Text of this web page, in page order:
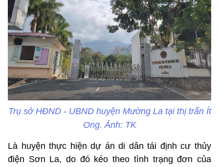
Trụ sở HĐND - UBND huyện Mường La tại thị trấn Ít
Ong. Ảnh: TK
Là huyện thực hiện dự án di dân tái định cư thủy
điện Sơn La, do đó kéo theo tình trạng đơn của